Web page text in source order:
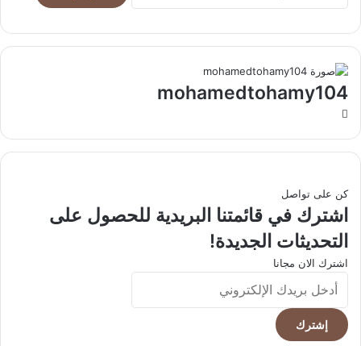
mohamedtohamy104
كن على تواصل
اشترك في قائمتنا البريدية للحصول على
التحديثات الجديدة!
اشترك الان مجانا
أدخل
بريدك
الإلكتروني